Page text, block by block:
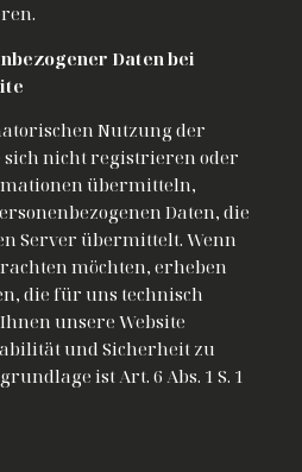
Daten bei
Nutzung der
sich nicht registrieren oder
übermitteln,
Daten, die
Server übermittelt. Wenn
möchten, erheben
die für uns technisch
unsere Website
und Sicherheit zu
ist Art. 6 Abs. 1 S. 1